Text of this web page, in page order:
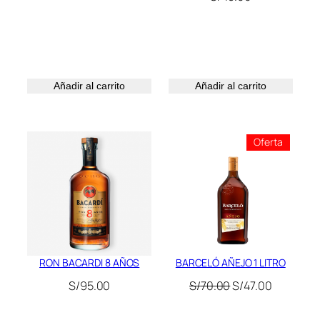
Añadir al carrito Añadir al carrito
RON BACARDI 8 AÑOS
S/95.00
Oferta
En
BARCELÓ AÑEJO 1 LITRO
S/70.00El
S/47.00El